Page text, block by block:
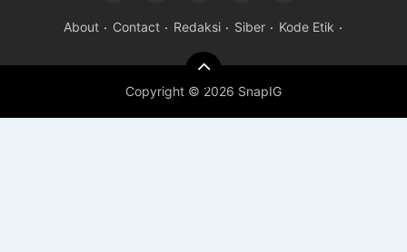
About Contact Redaksi Siber Kode Etik
Copyright © 2026 SnapIG